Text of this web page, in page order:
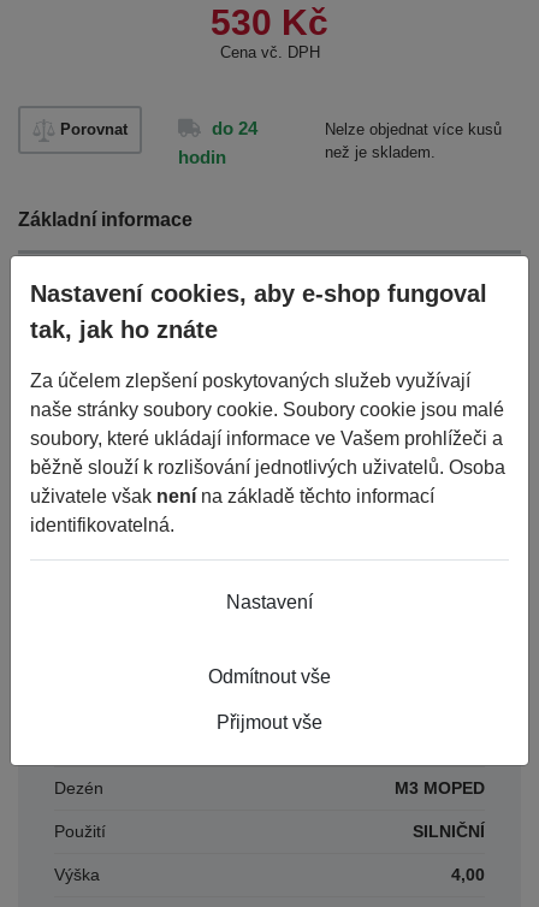
530 Kč
Cena vč. DPH
Porovnat
do 24
hodin
Nelze objednat více kusů
než je skladem.
Základní informace
HEIDENAU
111996
DOT 2020
Parametry
Dezén M3 MOPED
Použití SILNIČNÍ
Výška 4,00
Nastavení cookies, aby e-shop fungoval
tak, jak ho znáte
Za účelem zlepšení poskytovaných služeb využívají
naše stránky soubory cookie. Soubory cookie jsou malé
soubory, které ukládají informace ve Vašem prohlížeči a
běžně slouží k rozlišování jednotlivých uživatelů. Osoba
uživatele však není na základě těchto informací
identifikovatelná.
Nastavení
Odmítnout vše
Přijmout vše